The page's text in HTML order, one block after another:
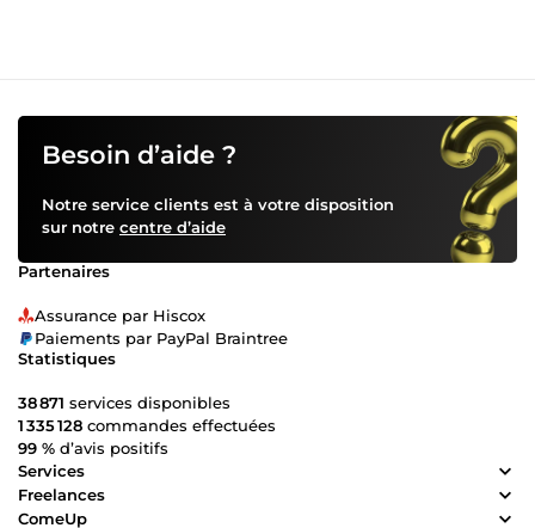
Besoin d’aide ?
Notre service clients est à votre disposition
sur notre centre d’aide
Partenaires
Assurance par Hiscox
Paiements par PayPal Braintree
Statistiques
38 871 services disponibles
1 335 128 commandes effectuées
99 % d’avis positifs
Services
Freelances
ComeUp